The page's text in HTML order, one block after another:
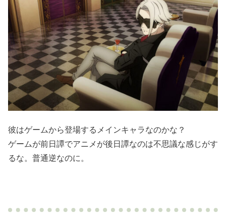
彼はゲームから登場するメインキャラなのかな？
ゲームが前日譚でアニメが後日譚なのは不思議な感じがす
るな。普通逆なのに。